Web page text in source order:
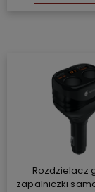
Rozdzielacz
zapalniczki